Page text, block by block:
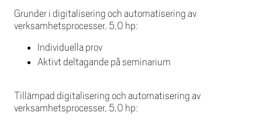
Grunder i digitalisering och automatisering av
verksamhetsprocesser, 5,0 hp:
Individuella prov
Aktivt deltagande på seminarium
Tillämpad digitalisering och automatisering av
verksamhetsprocesser, 5,0 hp: